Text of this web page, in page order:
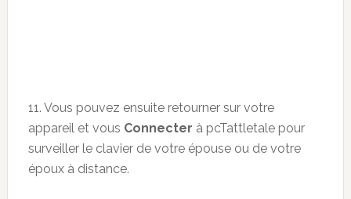
11. Vous pouvez ensuite retourner sur votre
appareil et vous Connecter à pcTattletale pour
surveiller le clavier de votre épouse ou de votre
époux à distance.